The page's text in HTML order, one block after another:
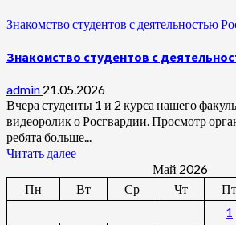
Знакомство студентов с деятельностью
Знакомство студентов с
admin 21.05.2026
Вчера студенты 1 и 2 курса нашего
видеоролик о Росгвардии. Просмотр
ребята больше...
Читать далее
Май 2026
Пн
Вт Ср Чт Пт
1